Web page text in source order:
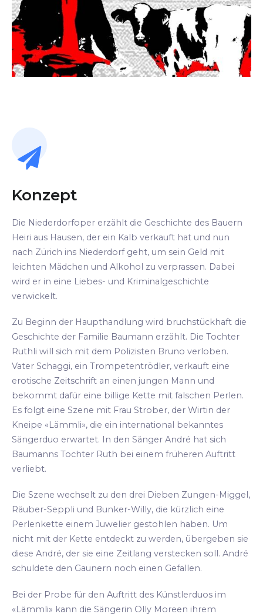
Konzept
Die Niederdorfoper erzählt die Geschichte des Bauern
Heiri aus Hausen, der ein Kalb verkauft hat und nun
nach Zürich ins Niederdorf geht, um sein Geld mit
leichten Mädchen und Alkohol zu verprassen. Dabei
wird er in eine Liebes- und Kriminalgeschichte
verwickelt.
Zu Beginn der Haupthandlung wird bruchstückhaft die
Geschichte der Familie Baumann erzählt. Die Tochter
Ruthli will sich mit dem Polizisten Bruno verloben.
Vater Schaggi, ein Trompetentrödler, verkauft eine
erotische Zeitschrift an einen jungen Mann und
bekommt dafür eine billige Kette mit falschen Perlen.
Es folgt eine Szene mit Frau Strober, der Wirtin der
Kneipe «Lämmli», die ein international bekanntes
Sängerduo erwartet. In den Sänger André hat sich
Baumanns Tochter Ruth bei einem früheren Auftritt
verliebt.
Die Szene wechselt zu den drei Dieben Zungen-Miggel,
Räuber-Seppli und Bunker-Willy, die kürzlich eine
Perlenkette einem Juwelier gestohlen haben. Um
nicht mit der Kette entdeckt zu werden, übergeben sie
diese André, der sie eine Zeitlang verstecken soll. André
schuldete den Gaunern noch einen Gefallen.
Bei der Probe für den Auftritt des Künstlerduos im
«Lämmli» kann die Sängerin Olly Moreen ihrem